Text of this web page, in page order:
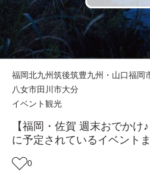
福岡北九州筑後筑豊九州・山口福岡
八女市田川市大分
イベント観光
【福岡・佐賀 週末おでかけ
に予定されているイベント
0